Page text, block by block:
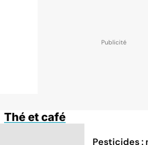
Thé et café
Pesticides :